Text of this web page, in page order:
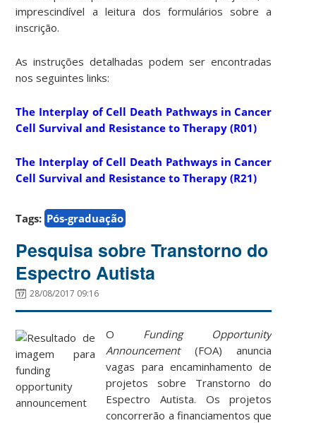
imprescindível a leitura dos formulários sobre a
inscrição.
As instruções detalhadas podem ser encontradas
nos seguintes links:
The Interplay of Cell Death Pathways in Cancer
Cell Survival and Resistance to Therapy (R01)
The Interplay of Cell Death Pathways in Cancer
Cell Survival and Resistance to Therapy (R21)
Tags: Pós-graduação
Pesquisa sobre Transtorno do
Espectro Autista
28/08/2017 09:16
O Funding Opportunity
Announcement (FOA) anuncia
vagas para encaminhamento de
projetos sobre Transtorno do
Espectro Autista. Os projetos
concorrerão a financiamentos que